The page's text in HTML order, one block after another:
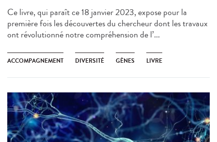
Ce livre, qui paraît ce 18 janvier 2023, expose pour la
première fois les découvertes du chercheur dont les travaux
ont révolutionné notre compréhension de l’...
ACCOMPAGNEMENT DIVERSITÉ GÈNES LIVRE